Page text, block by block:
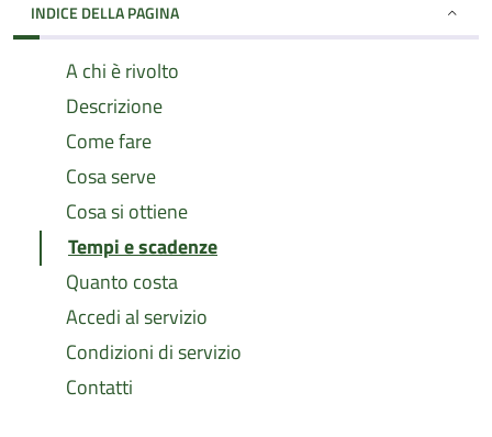
INDICE DELLA PAGINA
A chi è rivolto
Descrizione
Come fare
Cosa serve
Cosa si ottiene
Tempi e scadenze
Quanto costa
Accedi al servizio
Condizioni di servizio
Contatti